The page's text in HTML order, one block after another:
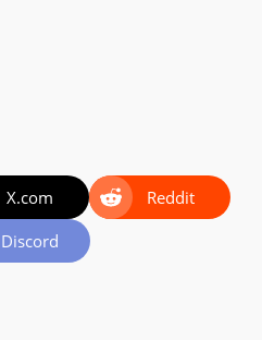
X.com
Reddit
Discord